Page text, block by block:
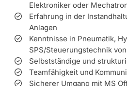
Elektroniker oder
Erfahrung in der
Anlagen
Kenntnisse in Pneumatik,
SPS/Steuerungstechnik
Selbstständige und
Teamfähigkeit und
Sicherer Umgang mit MS